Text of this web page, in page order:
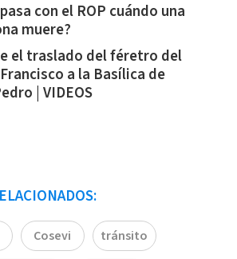
con el ROP cuándo una
muere?
el traslado del féretro del
a la Basílica de
| VIDEOS
Cosevi tránsito